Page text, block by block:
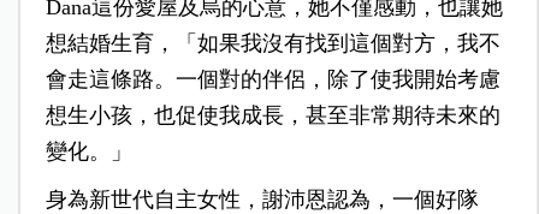
Dana這份愛屋及烏的心意，她不僅感動，也讓她
想結婚生育，「如果我沒有找到這個對方，我不
會走這條路。一個對的伴侶，除了使我開始考慮
想生小孩，也促使我成長，甚至非常期待未來的
變化。」
身為新世代自主女性，謝沛恩認為，一個好隊